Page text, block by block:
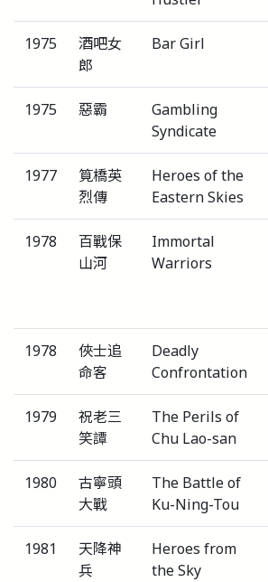
1975
酒吧女
郎
Bar Girl
1975 惡霸
Gambling
Syndicate
1977
筧橋英
烈傳
Heroes of the
Eastern Skies
1978
百戰保
山河
Immortal
Warriors
1978
俠士追
命客
Deadly
Confrontation
1979
祝老三
笑譚
The Perils of
Chu Lao-san
1980
古寧頭
大戰
The Battle of
Ku-Ning-Tou
1981
天降神
兵
Heroes from
the Sky